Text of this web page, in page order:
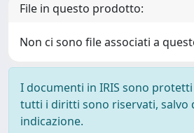
File in questo prodotto:
Non ci sono file associati a
I documenti in IRIS sono
tutti i diritti sono riservati, salvo
indicazione.